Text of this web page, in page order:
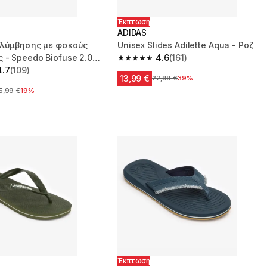
με φακούς
- Speedo Biofuse 2.0
stars from 109 reviews
(109)
τιμή
€19%
Έκπτωση
ADIDAS
Unisex Slides Adilette Aqua - Ροζ
4.6
4.6 out of 5 stars from 161 reviews
(161)
13,99 € Αρχική τιμή
22,99 €39%
Έκπτωση